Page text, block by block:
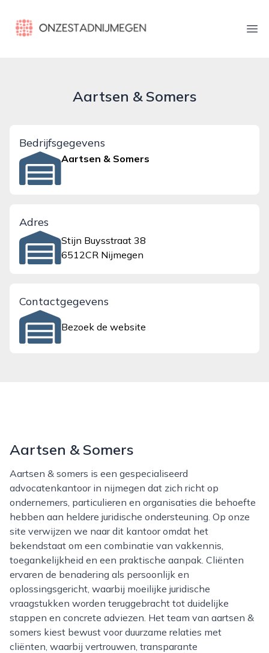
onzestadnijmegen.nl
Aartsen & Somers
Bedrijfsgegevens
Aartsen & Somers
Adres
Stijn Buysstraat 38
6512CR Nijmegen
Contactgegevens
Bezoek de website
Aartsen & Somers
Aartsen & somers is een gespecialiseerd
advocatenkantoor in nijmegen dat zich richt op
ondernemers, particulieren en organisaties die behoefte
hebben aan heldere juridische ondersteuning. Op onze
site verwijzen we naar dit kantoor omdat het
bekendstaat om een combinatie van vakkennis,
toegankelijkheid en een praktische aanpak. Cliënten
ervaren de benadering als persoonlijk en
oplossingsgericht, waarbij moeilijke juridische
vraagstukken worden teruggebracht tot duidelijke
stappen en concrete adviezen. Het team van aartsen &
somers kiest bewust voor duurzame relaties met
cliënten, waarbij vertrouwen, transparante